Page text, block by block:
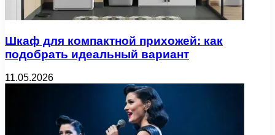
Шкаф для компактной прихожей: как
подобрать идеальный вариант
11.05.2026